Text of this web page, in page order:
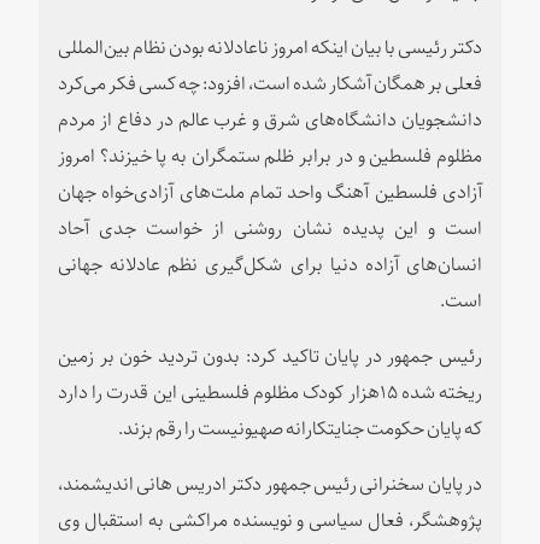
دکتر رئیسی با بیان اینکه امروز ناعادلانه بودن نظام بین‌المللی
فعلی بر همگان آشکار شده است، افزود: چه کسی فکر می‌کرد
دانشجویان دانشگاه‌های شرق و غرب عالم در دفاع از مردم
مظلوم فلسطین و در برابر ظلم ستمگران به پا خیزند؟ امروز
آزادی فلسطین آهنگ واحد تمام ملت‌های آزادی‌خواه جهان
است و این پدیده نشان روشنی از خواست جدی آحاد
انسان‌های آزاده دنیا برای شکل‌گیری نظم عادلانه جهانی
است.
رئیس جمهور در پایان تاکید کرد: بدون تردید خون بر زمین
ریخته شده ۱۵هزار کودک مظلوم فلسطینی این قدرت را دارد
که پایان حکومت جنایتکارانه صهیونیست را رقم بزند.
در پایان سخنرانی رئیس جمهور دکتر ادریس هانی اندیشمند،
پژوهشگر، فعال سیاسی و نویسنده مراکشی به استقبال وی